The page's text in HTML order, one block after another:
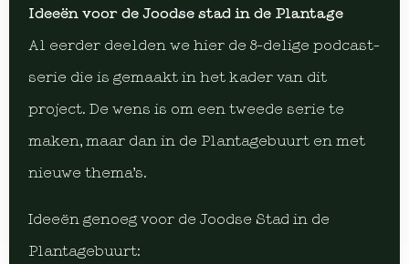
Ideeën voor de Joodse stad in de Plantage
Al eerder deelden we hier de 8-delige podcast-
serie die is gemaakt in het kader van dit
project. De wens is om een tweede serie te
maken, maar dan in de Plantagebuurt en met
nieuwe thema’s.
Ideeën genoeg voor de Joodse Stad in de
Plantagebuurt: